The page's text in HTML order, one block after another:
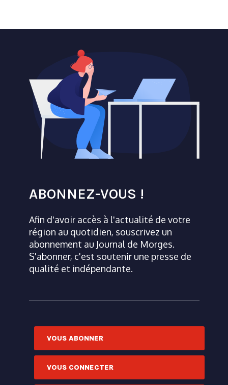
ABONNEZ-VOUS !
Afin d'avoir accès à l'actualité de votre
région au quotidien, souscrivez un
abonnement au Journal de Morges.
S'abonner, c'est soutenir une presse de
qualité et indépendante.
VOUS ABONNER
VOUS CONNECTER